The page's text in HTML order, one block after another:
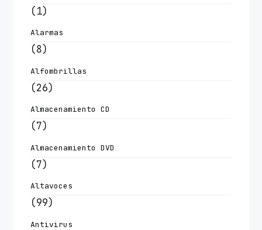
(1)
Alarmas
(8)
Alfombrillas
(26)
Almacenamiento CD
(7)
Almacenamiento DVD
(7)
Altavoces
(99)
Antivirus